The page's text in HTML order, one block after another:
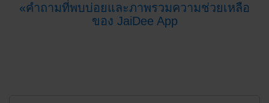
«คำถามที่พบบ่อยและภาพรวมความช่วยเหลือ
ของ JaiDee App